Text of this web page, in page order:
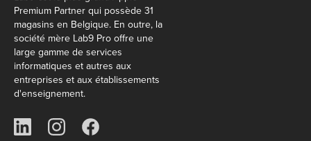
Premium Partner qui possède 31
magasins en Belgique. En outre, la
société mère Lab9 Pro offre une
large gamme de services
informatiques et autres aux
entreprises et aux établissements
d'enseignement.